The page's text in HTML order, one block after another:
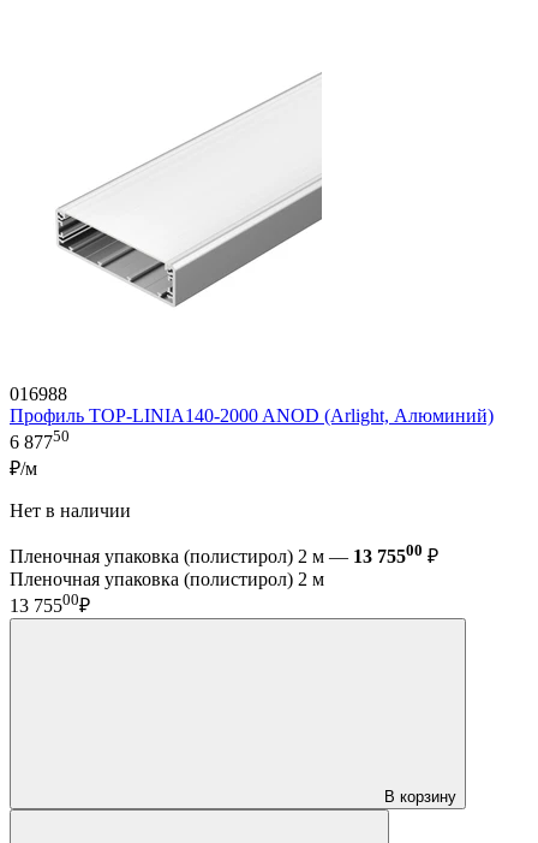
016988
Профиль TOP-LINIA140-2000 ANOD (Arlight, Алюминий)
6 87750
₽/м
Нет в наличии
Пленочная упаковка (полистирол) 2 м — 13 75500 ₽
Пленочная упаковка (полистирол) 2 м
13 75500₽
В корзину